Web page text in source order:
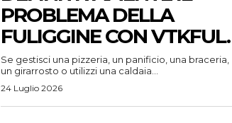
PROBLEMA DELLA
FULIGGINE CON VTKFUL.
Se gestisci una pizzeria, un panificio, una braceria,
un girarrosto o utilizzi una caldaia...
24 Luglio 2026